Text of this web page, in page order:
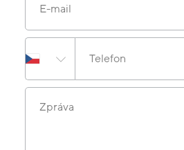
E-mail
Telefon
Zpráva